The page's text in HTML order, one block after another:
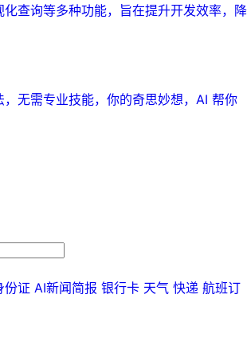
查询等多种功能，旨在提升开发效率，降
无需专业技能，你的奇思妙想，AI 帮你
份证 AI新闻简报 银行卡 天气 快递 航班订